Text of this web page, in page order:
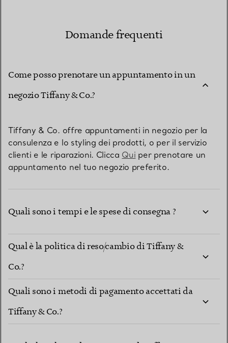
Domande frequenti
Come posso prenotare un appuntamento in un
negozio Tiffany & Co.?
Tiffany & Co. offre appuntamenti in negozio per la
consulenza e lo styling dei prodotti, o per il servizio
clienti e le riparazioni. Clicca Qui per prenotare un
appuntamento nel tuo negozio preferito.
Quali sono i tempi e le spese di consegna ?
Qual è la politica di reso/cambio di Tiffany &
Co.?
Quali sono i metodi di pagamento accettati da
Tiffany & Co.?